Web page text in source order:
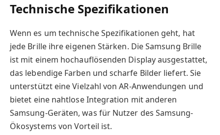
Technische Spezifikationen
Wenn es um technische Spezifikationen geht, hat
jede Brille ihre eigenen Stärken. Die Samsung Brille
ist mit einem hochauflösenden Display ausgestattet,
das lebendige Farben und scharfe Bilder liefert. Sie
unterstützt eine Vielzahl von AR-Anwendungen und
bietet eine nahtlose Integration mit anderen
Samsung-Geräten, was für Nutzer des Samsung-
Ökosystems von Vorteil ist.